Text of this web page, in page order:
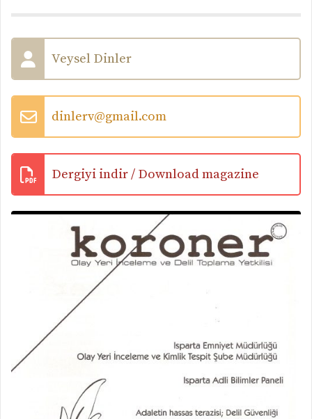
Veysel Dinler
dinlerv@gmail.com
Dergiyi indir / Download magazine